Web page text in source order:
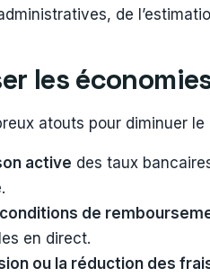
de
les
atouts pour diminuer
active des taux
conditions de
en direct.
ou la réduction des